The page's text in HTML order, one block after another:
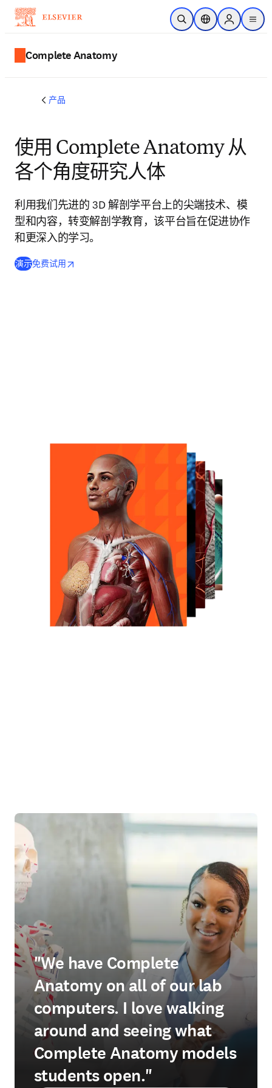
跳转到主内容
开放搜索位置选择器Sign in to
menu
Complete Anatomy
产品
使用 Complete Anatomy 从
各个角度研究人体
利用我们先进的 3D 解剖学平台上的尖端技术、模
型和内容，转变解剖学教育，该平台旨在促进协作
和更深入的学习。
演示免费试用在新的选项卡/窗口中打开
opens in new tab/window
"We have Complete
Anatomy on all of our lab
computers. I love walking
around and seeing what
Complete Anatomy models
students open."